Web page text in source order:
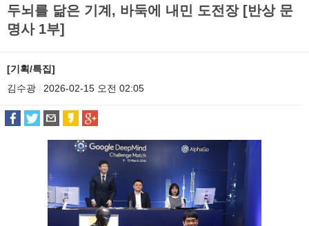
두뇌를 닮은 기계, 바둑에 내민 도전장 [반상 문
명사 1부]
[기획/특집]
김수광
2026-02-15 오전 02:05